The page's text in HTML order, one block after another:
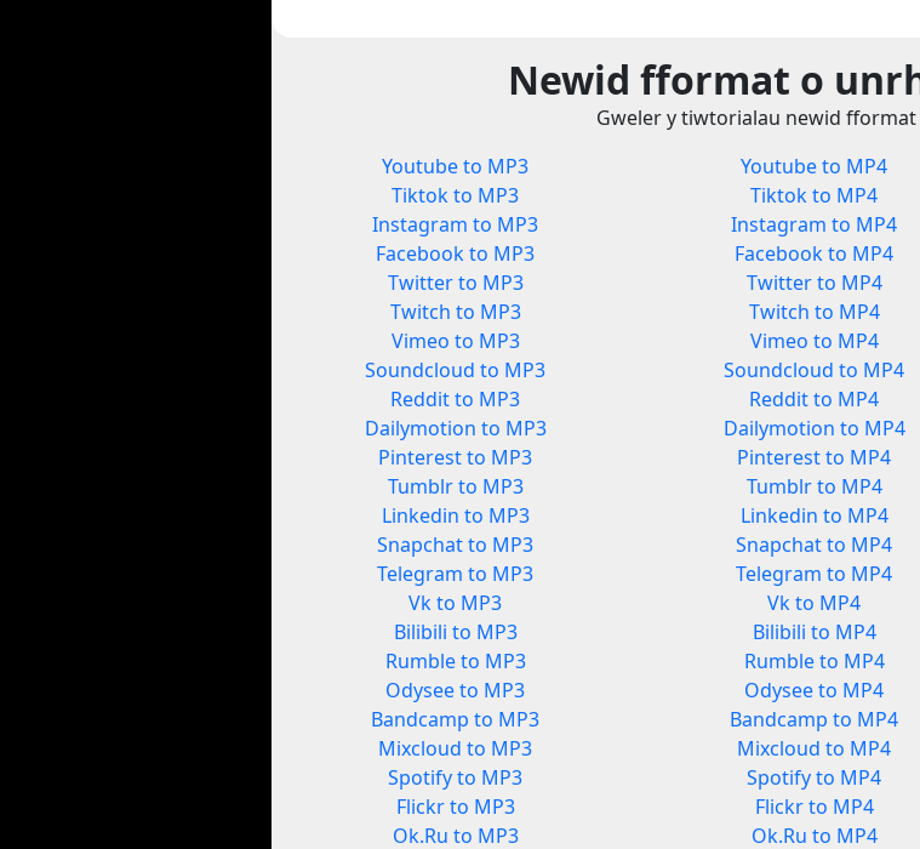
Newid fformat o
Gweler y tiwtorialau newid fformat
Youtube to MP3
Tiktok to MP3
Instagram to MP3
Facebook to MP3
Twitter to MP3
Twitch to MP3
Vimeo to MP3
Soundcloud to MP3
Reddit to MP3
Dailymotion to MP3
Pinterest to MP3
Tumblr to MP3
Linkedin to MP3
Snapchat to MP3
Telegram to MP3
Vk to MP3
Bilibili to MP3
Rumble to MP3
Odysee to MP3
Bandcamp to MP3
Mixcloud to MP3
Spotify to MP3
Flickr to MP3
Ok.Ru to MP3
Youtube to MP4
Tiktok to MP4
Instagram to MP4
Facebook to MP4
Twitter to MP4
Twitch to MP4
Vimeo to MP4
Soundcloud to MP4
Reddit to MP4
Dailymotion to MP4
Pinterest to MP4
Tumblr to MP4
Linkedin to MP4
Snapchat to MP4
Telegram to MP4
Vk to MP4
Bilibili to MP4
Rumble to MP4
Odysee to MP4
Bandcamp to MP4
Mixcloud to MP4
Spotify to MP4
Flickr to MP4
Ok.Ru to MP4